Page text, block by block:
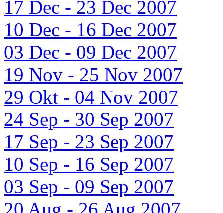
17 Dec - 23 Dec 2007
10 Dec - 16 Dec 2007
03 Dec - 09 Dec 2007
19 Nov - 25 Nov 2007
29 Okt - 04 Nov 2007
24 Sep - 30 Sep 2007
17 Sep - 23 Sep 2007
10 Sep - 16 Sep 2007
03 Sep - 09 Sep 2007
20 Aug - 26 Aug 2007